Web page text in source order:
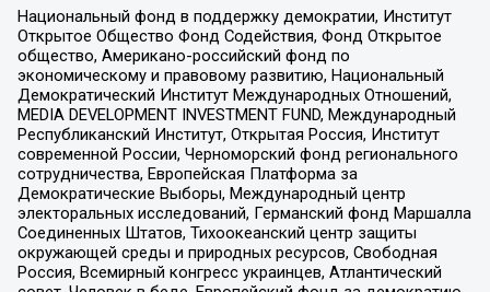
Национальный фонд в поддержку демократии, Институт
Открытое Общество Фонд Содействия, Фонд Открытое
общество, Американо-российский фонд по
экономическому и правовому развитию, Национальный
Демократический Институт Международных Отношений,
MEDIA DEVELOPMENT INVESTMENT FUND, Международный
Республиканский Институт, Открытая Россия, Институт
современной России, Черноморский фонд регионального
сотрудничества, Европейская Платформа за
Демократические Выборы, Международный центр
электоральных исследований, Германский фонд Маршалла
Соединенных Штатов, Тихоокеанский центр защиты
окружающей среды и природных ресурсов, Свободная
Россия, Всемирный конгресс украинцев, Атлантический